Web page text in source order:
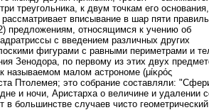
треугольника, к двум точкам его
вписывание в шар пяти
предложениям, относящимся к учению об
с введением различных других
фигурами с равными периметрами и
Зенодора, по первому из этих двух
называемом малом астрономе (μίκρός
Птолемея; это собрание составляли:
и ночи, Аристарха о величине и удалении
большинстве случаев чисто геометрический